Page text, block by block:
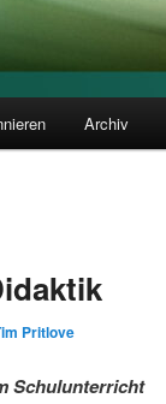
Archiv
Pritlove
Schulunterricht